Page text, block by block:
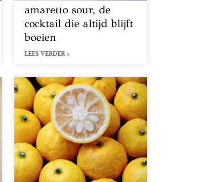
amaretto sour, de
cocktail die altijd blijft
boeien
LEES VERDER »